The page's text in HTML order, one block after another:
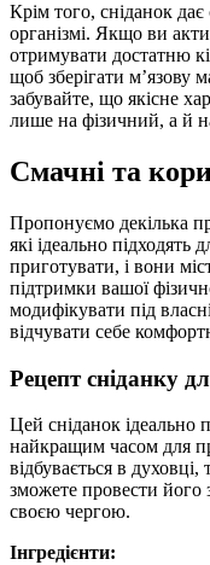
Крім того, сніданок
організмі. Якщо ви
отримувати достатню
щоб зберігати м’язову
забувайте, що якісне
лише на фізичний, а й
Смачні та
Пропонуємо декілька
які ідеально
приготувати, і вони
підтримки вашої
модифікувати під
відчувати себе
Рецепт сніданку
Цей сніданок ідеально
найкращим часом для
відбувається в
зможете провести
своєю чергою.
Інгредієнти: